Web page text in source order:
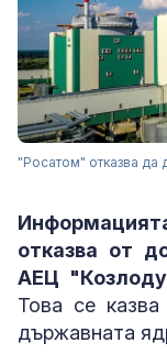
"Росатом" отказва да
отказва от
АЕЦ
Това се
държавната